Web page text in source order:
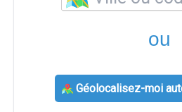
ou
Géolocalisez-moi